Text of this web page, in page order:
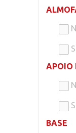
APOIO
BASE